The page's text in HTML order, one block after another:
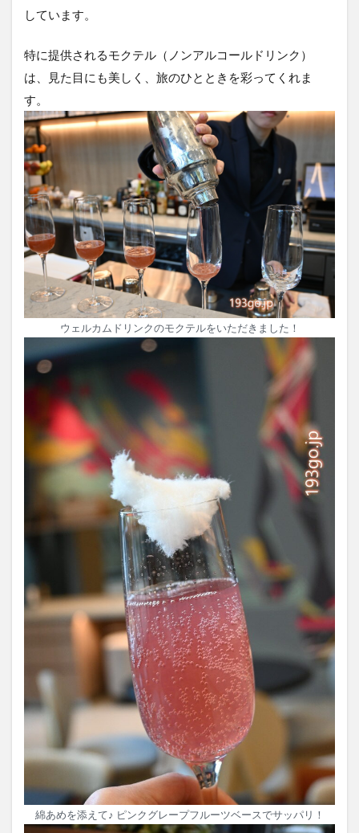
しています。
特に提供されるモクテル（ノンアルコールドリンク）
は、見た目にも美しく、旅のひとときを彩ってくれま
す。
ウェルカムドリンクのモクテルをいただきました！
綿あめを添えて♪ ピンクグレープフルーツベースでサッパリ！